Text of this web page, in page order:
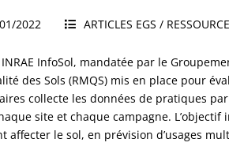
2022 ARTICLES EGS /
INRAE InfoSol, mandatée par le
des Sols (RMQS) mis en place pour
collecte les données de pratiques
site et chaque campagne.
affecter le sol, en prévision d’usages